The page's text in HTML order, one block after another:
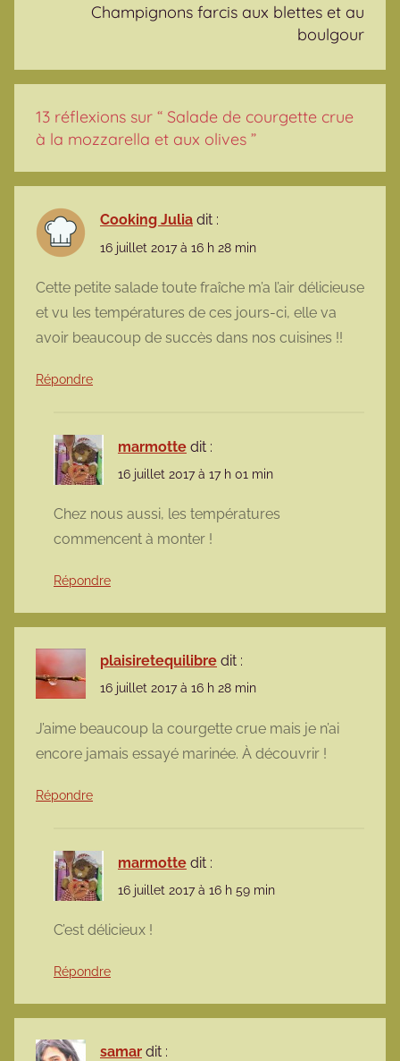
Champignons farcis aux blettes et au
boulgour
13 réflexions sur “ Salade de courgette crue
à la mozzarella et aux olives ”
Cooking Julia dit :
16 juillet 2017 à 16 h 28 min
Cette petite salade toute fraîche m’a l’air délicieuse
et vu les températures de ces jours-ci, elle va
avoir beaucoup de succès dans nos cuisines !!
Répondre
marmotte dit :
16 juillet 2017 à 17 h 01 min
Chez nous aussi, les températures
commencent à monter !
Répondre
plaisiretequilibre dit :
16 juillet 2017 à 16 h 28 min
J’aime beaucoup la courgette crue mais je n’ai
encore jamais essayé marinée. À découvrir !
Répondre
marmotte dit :
16 juillet 2017 à 16 h 59 min
C’est délicieux !
Répondre
samar dit :